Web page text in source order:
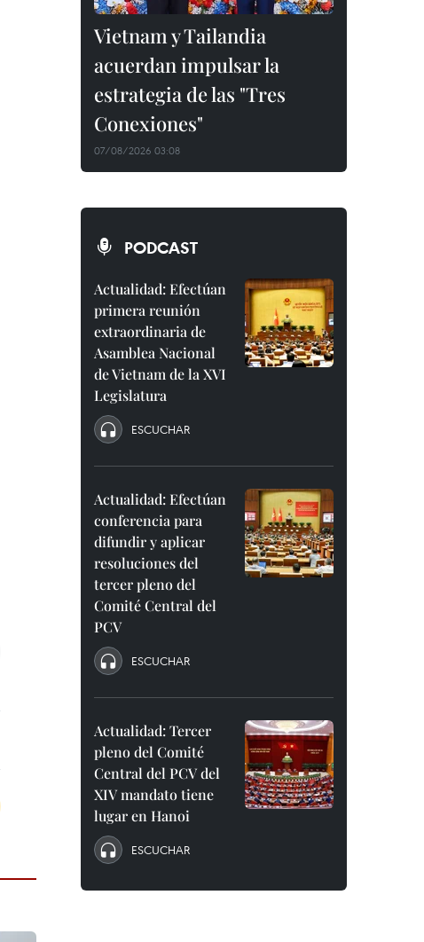
Vietnam y Tailandia
acuerdan impulsar la
estrategia de las "Tres
Conexiones"
07/08/2026 03:08
PODCAST
Actualidad: Efectúan
primera reunión
extraordinaria de
Asamblea Nacional
de Vietnam de la XVI
Legislatura
ESCUCHAR
Actualidad: Efectúan
conferencia para
difundir y aplicar
resoluciones del
tercer pleno del
Comité Central del
PCV
ESCUCHAR
Actualidad: Tercer
pleno del Comité
Central del PCV del
XIV mandato tiene
lugar en Hanoi
ESCUCHAR